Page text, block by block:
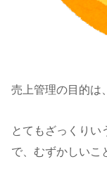
売上管理の目的は
とてもざっくりい
で、むずかしいこ